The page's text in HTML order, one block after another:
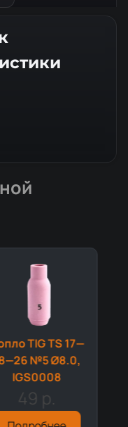
TIG TS 17—
№5 Ø8.0,
IGS0008
49 р.